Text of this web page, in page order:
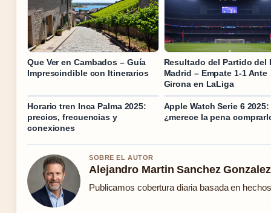
Que Ver en Cambados – Guía
Imprescindible con Itinerarios
Resultado del Partido del
Madrid – Empate 1-1 Ante
Girona en LaLiga
Horario tren Inca Palma 2025:
precios, frecuencias y
conexiones
Apple Watch Serie 6 2025:
¿merece la pena
SOBRE EL AUTOR
Alejandro Martin Sanchez Gonzalez
Publicamos cobertura diaria basada en